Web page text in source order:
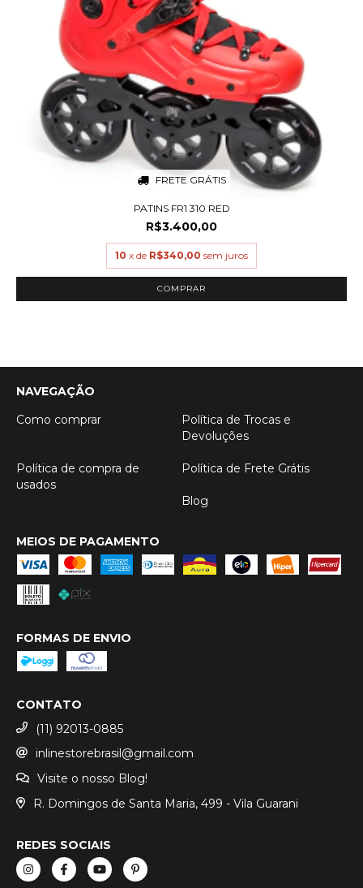
FRETE GRÁTIS
PATINS FR1 310 RED
R$3.400,00
10 x de R$340,00 sem juros
COMPRAR
NAVEGAÇÃO
Como comprar
Política de Trocas e
Devoluções
Política de compra de
usados
Política de Frete Grátis
Blog
MEIOS DE PAGAMENTO
FORMAS DE ENVIO
CONTATO
(11) 92013-0885
inlinestorebrasil@gmail.com
Visite o nosso Blog!
R. Domingos de Santa Maria, 499 - Vila Guarani
REDES SOCIAIS